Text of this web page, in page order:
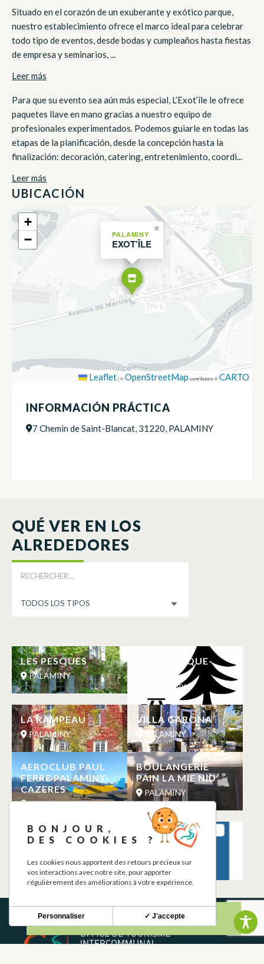
Situado en el corazón de un exuberante y exótico parque,
nuestro establecimiento ofrece el marco ideal para celebrar
todo tipo de eventos, desde bodas y cumpleaños hasta fiestas
de empresa y seminarios, ...
Leer más
Para que su evento sea aún más especial, L’Exot’île le ofrece
paquetes llave en mano gracias a nuestro equipo de
profesionales experimentados. Podemos guiarle en todas las
etapas de la planificación, desde la concepción hasta la
finalización: decoración, catering, entretenimiento, coordi...
Leer más
UBICACIÓN
PALAMINY
EXOT’ÎLE
×
+
−
Leaflet|©OpenStreetMap contributors ©CARTO
INFORMACIÓN PRÁCTICA
7 Chemin de Saint-Blancat, 31220, PALAMINY
QUÉ VER EN LOS
ALREDEDORES
LES PESQUES
PALAMINY
AIRE DE PIQUE-
PALAMINY
LA RAMPEAU
PALAMINY
VILLA GARONA
PALAMINY
AEROCLUB PAUL
FERRE PALAMINY-
CAZERES
PALAMINY
BOULANGERIE
PAIN LA MIE NID
PALAMINY
LA PIZZAIOLA AU
FEU DE BOIS
PALAMINY
POINT D’EAU
POTABLE
PALAMINY
BONJOUR,
DES COOKIES ?
Les cookies nous apportent des retours précieux sur
vos interactions avec notre site, pour apporter
régulièrement des améliorations à votre expérience.
✓ J'accepte
Personnaliser